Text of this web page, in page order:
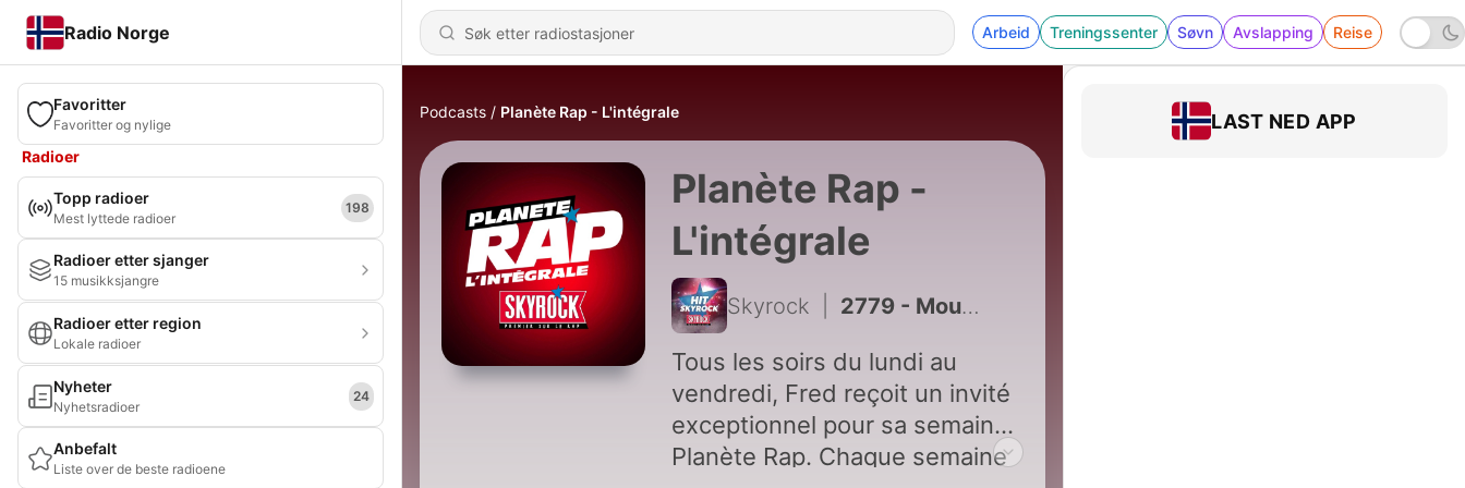
Radio Norge Arbeid Treningssenter Søvn Avslapping Reise
Favoritter
Favoritter og nylige
Radioer
Topp radioer
Mest lyttede radioer
198
Radioer etter sjanger
15 musikksjangre
Radioer etter region
Lokale radioer
Nyheter
Nyhetsradioer
24
Anbefalt
Liste over de beste radioene
Podcasts Planète Rap - L'intégrale
Planète Rap -
L'intégrale
Skyrock 2779 - Mous-K - Insolent #5
Tous les soirs du lundi au
vendredi, Fred reçoit un invité
exceptionnel pour sa semaine
Planète Rap. Chaque semaine
LAST NED APP